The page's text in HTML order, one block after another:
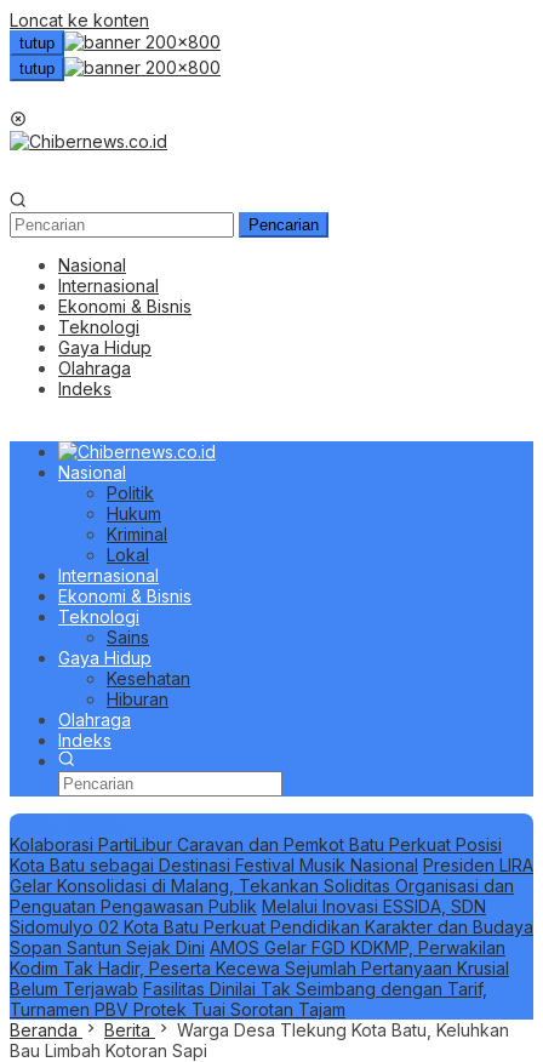
Loncat ke konten
tutup
tutup
Pencarian
Nasional
Internasional
Ekonomi & Bisnis
Teknologi
Gaya Hidup
Olahraga
Indeks
Nasional
Politik
Hukum
Kriminal
Lokal
Internasional
Ekonomi & Bisnis
Teknologi
Sains
Gaya Hidup
Kesehatan
Hiburan
Olahraga
Indeks
Berita Terbaru
Kolaborasi PartiLibur Caravan dan Pemkot Batu Perkuat Posisi
Kota Batu sebagai Destinasi Festival Musik Nasional Presiden LIRA
Gelar Konsolidasi di Malang, Tekankan Soliditas Organisasi dan
Penguatan Pengawasan Publik Melalui Inovasi ESSIDA, SDN
Sidomulyo 02 Kota Batu Perkuat Pendidikan Karakter dan Budaya
Sopan Santun Sejak Dini AMOS Gelar FGD KDKMP, Perwakilan
Kodim Tak Hadir, Peserta Kecewa Sejumlah Pertanyaan Krusial
Belum Terjawab Fasilitas Dinilai Tak Seimbang dengan Tarif,
Turnamen PBV Protek Tuai Sorotan Tajam
Beranda
Berita
Warga Desa Tlekung Kota Batu, Keluhkan
Bau Limbah Kotoran Sapi